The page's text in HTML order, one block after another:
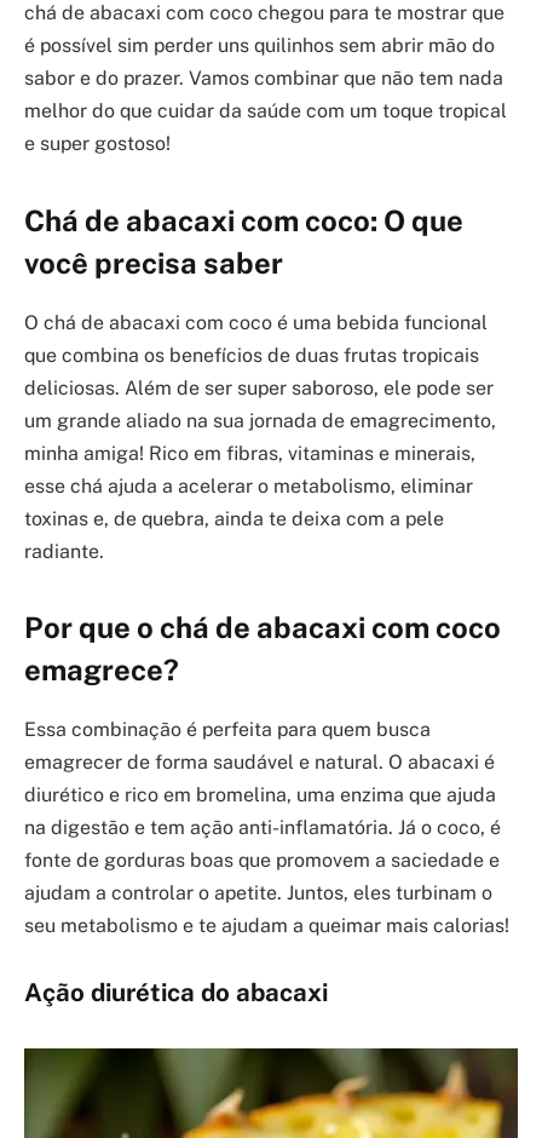
chá de abacaxi com coco chegou para te mostrar que
é possível sim perder uns quilinhos sem abrir mão do
sabor e do prazer. Vamos combinar que não tem nada
melhor do que cuidar da saúde com um toque tropical
e super gostoso!
Chá de abacaxi com coco: O que
você precisa saber
O chá de abacaxi com coco é uma bebida funcional
que combina os benefícios de duas frutas tropicais
deliciosas. Além de ser super saboroso, ele pode ser
um grande aliado na sua jornada de emagrecimento,
minha amiga! Rico em fibras, vitaminas e minerais,
esse chá ajuda a acelerar o metabolismo, eliminar
toxinas e, de quebra, ainda te deixa com a pele
radiante.
Por que o chá de abacaxi com coco
emagrece?
Essa combinação é perfeita para quem busca
emagrecer de forma saudável e natural. O abacaxi é
diurético e rico em bromelina, uma enzima que ajuda
na digestão e tem ação anti-inflamatória. Já o coco, é
fonte de gorduras boas que promovem a saciedade e
ajudam a controlar o apetite. Juntos, eles turbinam o
seu metabolismo e te ajudam a queimar mais calorias!
Ação diurética do abacaxi